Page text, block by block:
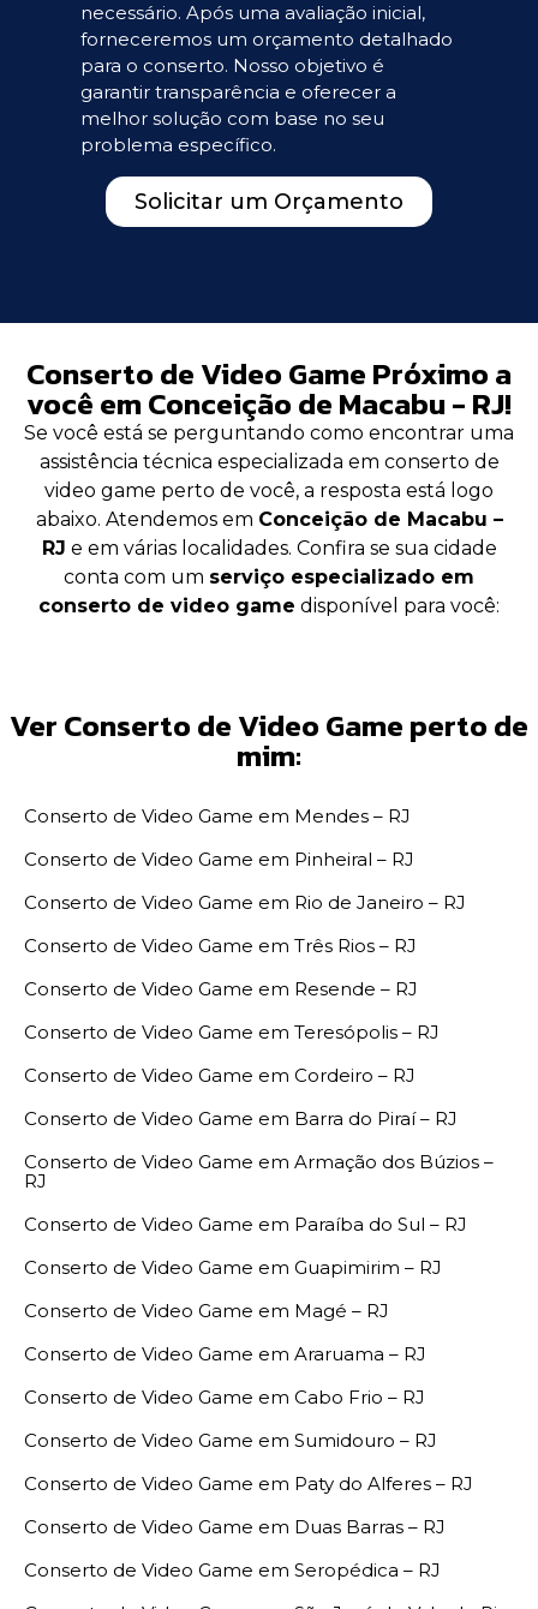
necessário. Após uma avaliação inicial,
forneceremos um orçamento detalhado
para o conserto. Nosso objetivo é
garantir transparência e oferecer a
melhor solução com base no seu
problema específico.
Solicitar um Orçamento
Conserto de Video Game Próximo a
você em Conceição de Macabu - RJ!
Se você está se perguntando como encontrar uma
assistência técnica especializada em conserto de
video game perto de você, a resposta está logo
abaixo. Atendemos em Conceição de Macabu –
RJ e em várias localidades. Confira se sua cidade
conta com um serviço especializado em
conserto de video game disponível para você:
Ver Conserto de Video Game perto de
mim:
Conserto de Video Game em Mendes – RJ
Conserto de Video Game em Pinheiral – RJ
Conserto de Video Game em Rio de Janeiro – RJ
Conserto de Video Game em Três Rios – RJ
Conserto de Video Game em Resende – RJ
Conserto de Video Game em Teresópolis – RJ
Conserto de Video Game em Cordeiro – RJ
Conserto de Video Game em Barra do Piraí – RJ
Conserto de Video Game em Armação dos Búzios –
RJ
Conserto de Video Game em Paraíba do Sul – RJ
Conserto de Video Game em Guapimirim – RJ
Conserto de Video Game em Magé – RJ
Conserto de Video Game em Araruama – RJ
Conserto de Video Game em Cabo Frio – RJ
Conserto de Video Game em Sumidouro – RJ
Conserto de Video Game em Paty do Alferes – RJ
Conserto de Video Game em Duas Barras – RJ
Conserto de Video Game em Seropédica – RJ